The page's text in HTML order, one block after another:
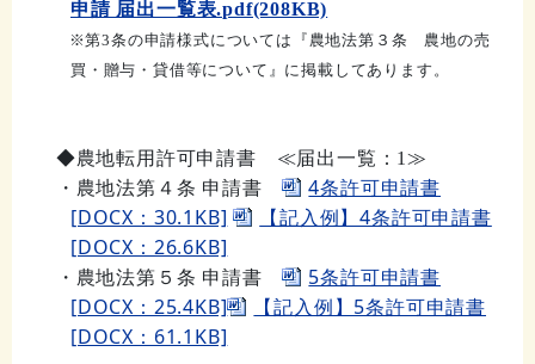
申請 届出一覧表.pdf(208KB)
※第3条の申請様式については『農地法第３条 農地の売
買・贈与・貸借等について』に掲載してあります。
◆農地転用許可申請書 ≪届出一覧：1≫
・農地法第４条 申請書
4条許可申請書
[DOCX：30.1KB]
【記入例】4条許可申請書
[DOCX：26.6KB]
・農地法第５条 申請書
5条許可申請書
[DOCX：25.4KB]
【記入例】5条許可申請書
[DOCX：61.1KB]